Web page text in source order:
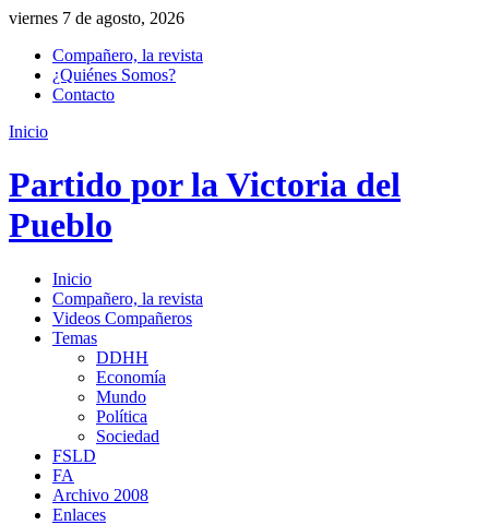
viernes 7 de agosto, 2026
Compañero, la revista
¿Quiénes Somos?
Contacto
Inicio
Partido por la Victoria del
Pueblo
Inicio
Compañero, la revista
Videos Compañeros
Temas
DDHH
Economía
Mundo
Política
Sociedad
FSLD
FA
Archivo 2008
Enlaces